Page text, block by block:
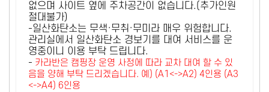
없으며 사이트 옆에 주차공간이 없습니다.(추가인원
절대불가)
-일산화탄소는 무색·무취·무미라 매우 위험합니다.
관리실에서 일산화탄소 경보기를 대여 서비스를 운
영중이니 이용 부탁 드립니다.
- 카라반은 캠핑장 운영 사정에 따라 교차 대여 할 수 있
음을 양해 부탁 드리겠습니다. 예) (A1<->A2) 4인용 (A3
<->A4) 6인용